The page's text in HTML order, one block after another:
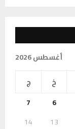
أغسطس 2026
خ
ج
6
7
13
14